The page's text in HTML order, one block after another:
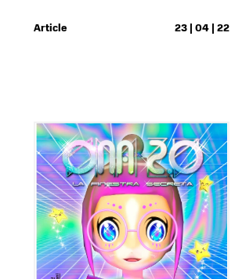
Article 23 | 04 | 22